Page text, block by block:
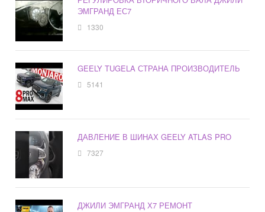
ЭМГРАНД ЕС7
1330
GEELY TUGELA СТРАНА ПРОИЗВОДИТЕЛЬ
5141
ДАВЛЕНИЕ В ШИНАХ GEELY ATLAS PRO
7327
ДЖИЛИ ЭМГРАНД Х7 РЕМОНТ